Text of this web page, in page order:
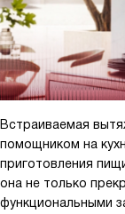
Встраиваемая
помощником на
приготовления
она не только
функциональными